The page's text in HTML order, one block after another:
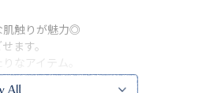
肌触りが魅力◎
ます。
なアイテム。
族や恋人とお揃いにするのもおすすめで